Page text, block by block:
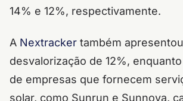
14% e 12%, respectivamente.
A Nextracker também apresentou
desvalorização de 12%,
de empresas que fornecem
solar, como Sunrun e Sunnova,